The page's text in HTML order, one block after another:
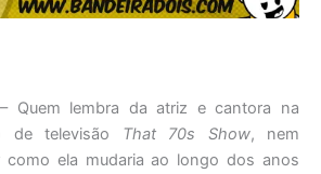
Quem lembra da atriz e cantora na
de televisão That 70s Show, nem
como ela mudaria ao longo dos anos